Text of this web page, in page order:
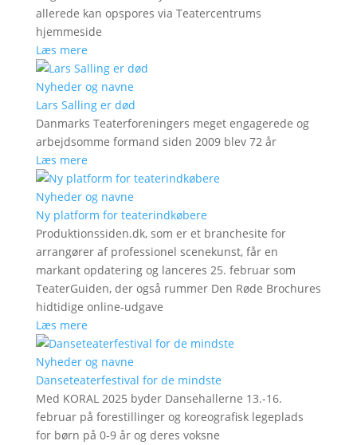
allerede kan opspores via Teatercentrums
hjemmeside
Læs mere
Nyheder og navne
Lars Salling er død
Danmarks Teaterforeningers meget engagerede og
arbejdsomme formand siden 2009 blev 72 år
Læs mere
Nyheder og navne
Ny platform for teaterindkøbere
Produktionssiden.dk, som er et branchesite for
arrangører af professionel scenekunst, får en
markant opdatering og lanceres 25. februar som
TeaterGuiden, der også rummer Den Røde Brochures
hidtidige online-udgave
Læs mere
Nyheder og navne
Danseteaterfestival for de mindste
Med KORAL 2025 byder Dansehallerne 13.-16.
februar på forestillinger og koreografisk legeplads
for børn på 0-9 år og deres voksne